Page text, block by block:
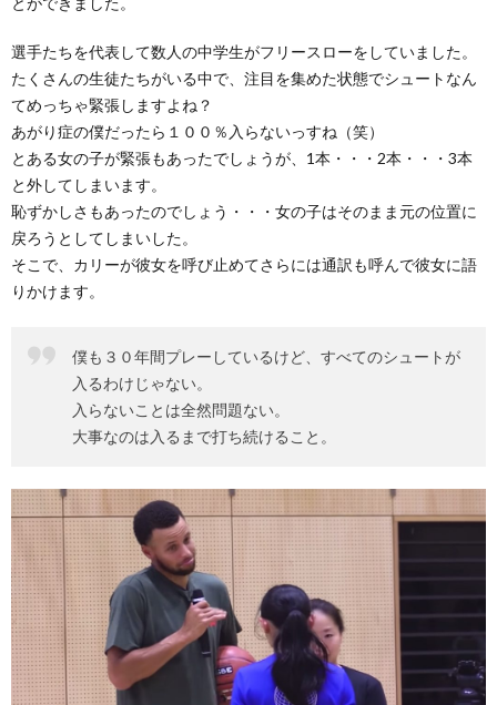
選手たちを代表して数人の中学生がフリースローをしていました。
たくさんの生徒たちがいる中で、注目を集めた状態でシュートなん
てめっちゃ緊張しますよね？
あがり症の僕だったら１００％入らないっすね（笑）
とある女の子が緊張もあったでしょうが、1本・・・2本・・・3本
と外してしまいます。
恥ずかしさもあったのでしょう・・・女の子はそのまま元の位置に
戻ろうとしてしまいした。
そこで、カリーが彼女を呼び止めてさらには通訳も呼んで彼女に語
りかけます。
僕も３０年間プレーしているけど、すべてのシュートが
入るわけじゃない。
入らないことは全然問題ない。
大事なのは入るまで打ち続けること。